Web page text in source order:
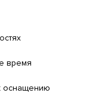
время
оснащению